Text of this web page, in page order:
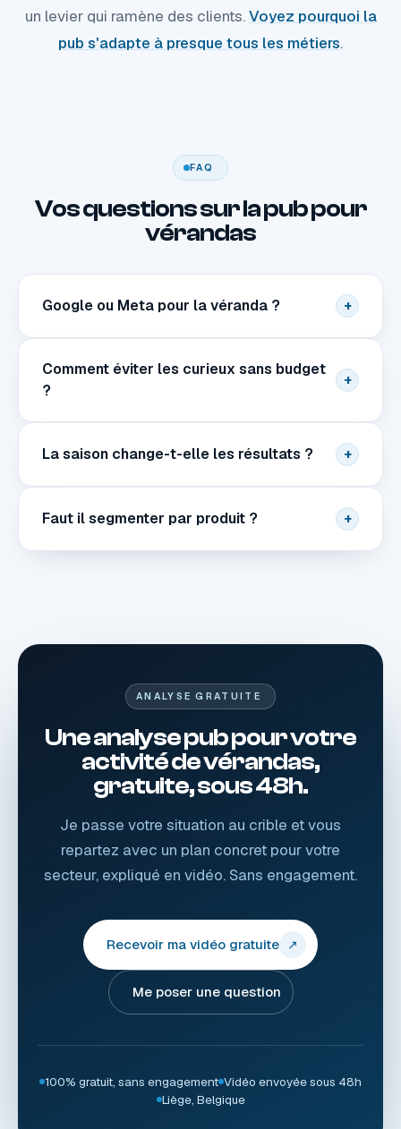
un levier qui ramène des clients.Voyez pourquoi la
pub s'adapte à presque tous les métiers.
FAQ
Vos questions sur la pub pour
vérandas
Google ou Meta pour la véranda ? +
Comment éviter les curieux sans budget
?
+
La saison change-t-elle les résultats ? +
Faut il segmenter par produit ? +
ANALYSE GRATUITE
Une analyse pub pour votre
activité de vérandas,
gratuite, sous 48h.
Je passe votre situation au crible et vous
repartez avec un plan concret pour votre
secteur, expliqué en vidéo. Sans engagement.
Recevoir ma vidéo gratuite ↗
Me poser une question
100% gratuit, sans engagement Vidéo envoyée sous 48h
Liège, Belgique